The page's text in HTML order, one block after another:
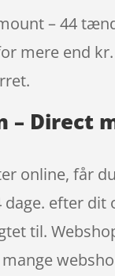
– 44
mere end
–
online, får
efter
til.